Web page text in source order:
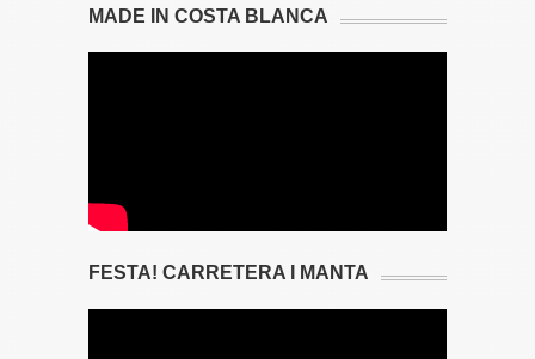
MADE IN COSTA BLANCA
FESTA! CARRETERA I MANTA